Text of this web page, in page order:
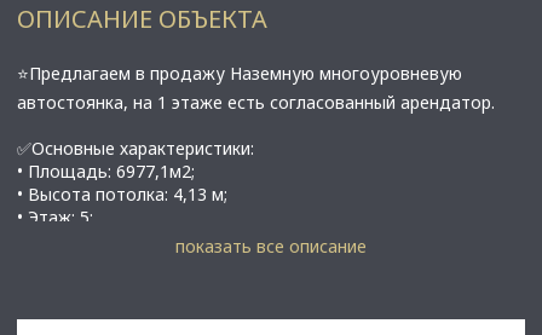
ОПИСАНИЕ ОБЪЕКТА
⭐Предлагаем в продажу Наземную многоуровневую
автостоянка, на 1 этаже есть согласованный арендатор.
✅Основные характеристики:
• Площадь: 6977,1м2;
• Высота потолка: 4,13 м;
• Этаж: 5;
• Тип Объект капитального строительства (ОКС)
показать все описание